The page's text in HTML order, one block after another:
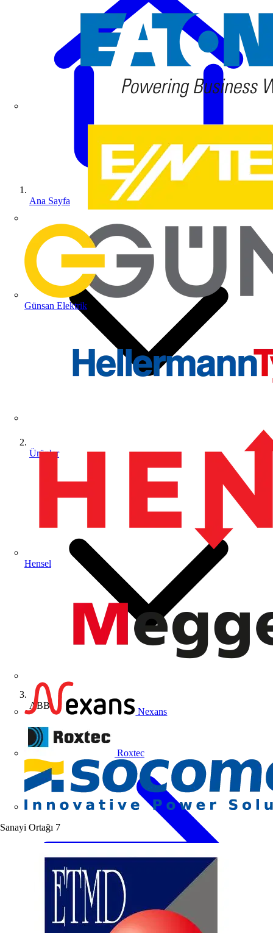
Günsan Elektrik
Hensel
Nexans
Roxtec
Sanayi Ortağı 7
Ana Sayfa
Ürünler
ABB